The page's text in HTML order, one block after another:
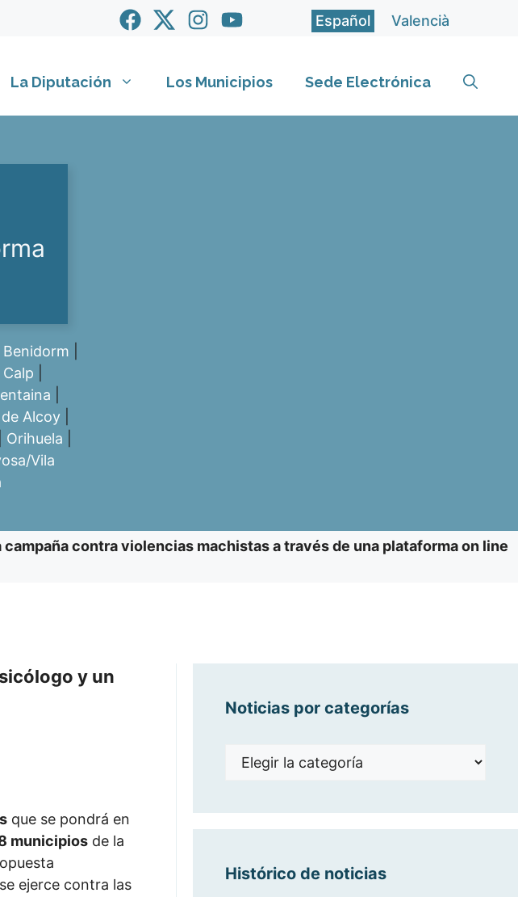
Español Valencià
La Diputación Los Municipios Sede Electrónica
Benidorm
Calp
Alcoy
Orihuela
Vila
campaña contra violencias machistas a través de una plataforma on line
y un
que se pondrá en
municipios de la
ejerce contra las
Noticias por categorías
Noticias
Histórico de noticias